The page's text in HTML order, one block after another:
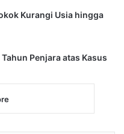
Kurangi Usia hingga
Penjara atas Kasus